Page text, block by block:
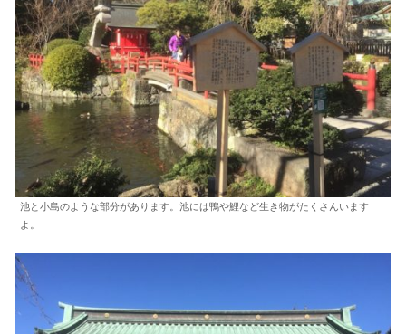
池と小島のような部分があります。池には鴨や鯉など生き物がたくさんいます
よ。